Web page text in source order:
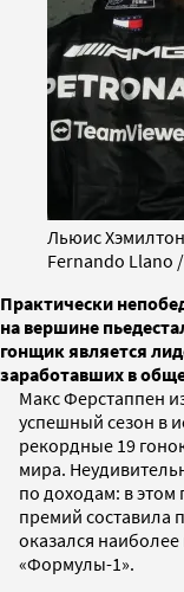
Льюис
Fernando Llano /
Практически
на вершине
гонщик является
заработавших в
Макс Ферстаппен
успешный сезон в
рекордные 19
мира.
по доходам: в этом
премий составила
оказался
«Формулы-1».